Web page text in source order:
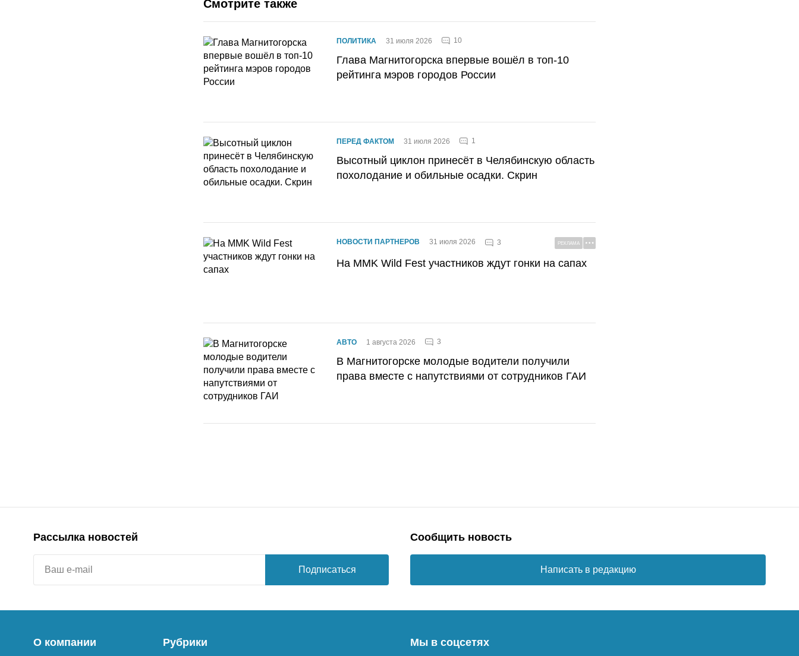
Смотрите также
ПОЛИТИКА 31 июля 2026 10
Глава Магнитогорска впервые вошёл в топ-10
рейтинга мэров городов России
ПЕРЕД ФАКТОМ 31 июля 2026 1
Высотный циклон принесёт в Челябинскую область
похолодание и обильные осадки. Скрин
НОВОСТИ ПАРТНЕРОВ 31 июля 2026 3 РЕКЛАМА
На MMK Wild Fest участников ждут гонки на сапах
АВТО 1 августа 2026 3
В Магнитогорске молодые водители получили
права вместе с напутствиями от сотрудников ГАИ
Рассылка новостей
Подписаться
Сообщить новость
Написать в редакцию
О компании Рубрики Мы в соцсетях